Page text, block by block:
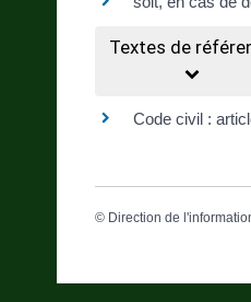
Textes de
Code civil :
© Direction de